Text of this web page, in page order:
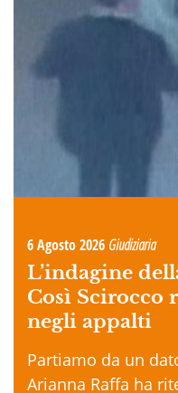
6 Agosto 2026 Giudiziaria
L’indagine
Così Scirocco
negli appalti
Partiamo da un
Arianna Raffa ha